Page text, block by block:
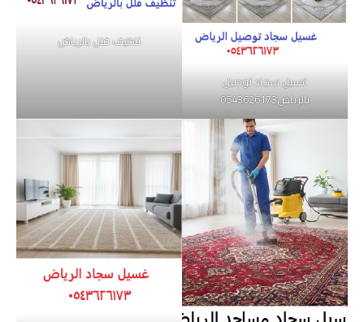
غسيل سجاد توصيل
بالرياض0543626173
تنظيف فلل بالرياض